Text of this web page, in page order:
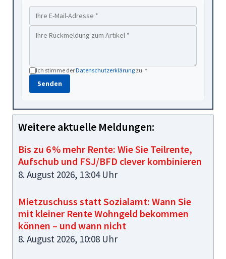
Ich stimme derDatenschutzerklärung zu. *
Senden
Weitere aktuelle Meldungen:
Bis zu 6 % mehr Rente: Wie Sie Teilrente,
Aufschub und FSJ/BFD clever kombinieren
8. August 2026, 13:04 Uhr
Mietzuschuss statt Sozialamt: Wann Sie
mit kleiner Rente Wohngeld bekommen
können – und wann nicht
8. August 2026, 10:08 Uhr